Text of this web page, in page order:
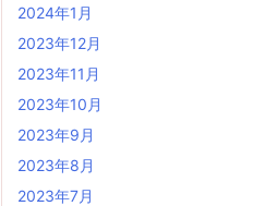
2024年1月
2023年12月
2023年11月
2023年10月
2023年9月
2023年8月
2023年7月